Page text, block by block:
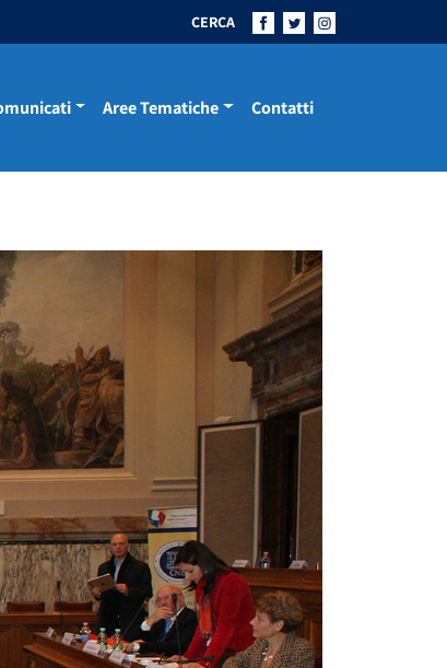
CERCA
Aree Tematiche Contatti